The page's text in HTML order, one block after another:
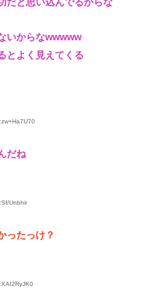
だと思い込んでるからな
いからなwwwww
とよく見えてくる
だね
Unbhir
ったっけ？